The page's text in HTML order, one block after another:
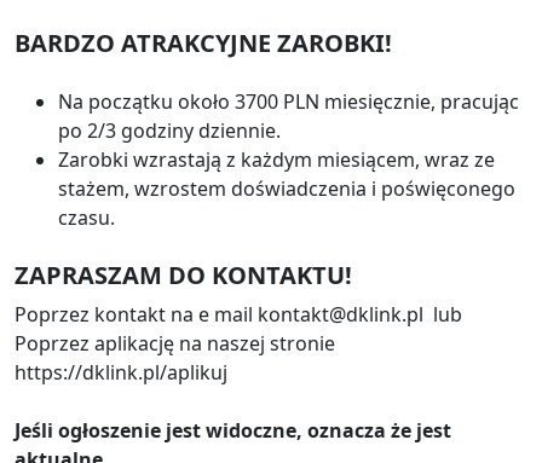
BARDZO ATRAKCYJNE ZAROBKI!
Na początku około 3700 PLN miesięcznie, pracując
po 2/3 godziny dziennie.
Zarobki wzrastają z każdym miesiącem, wraz ze
stażem, wzrostem doświadczenia i poświęconego
czasu.
ZAPRASZAM DO KONTAKTU!
Poprzez kontakt na e mail kontakt@dklink.pl lub
Poprzez aplikację na naszej stronie
https://dklink.pl/aplikuj
Jeśli ogłoszenie jest widoczne, oznacza że jest